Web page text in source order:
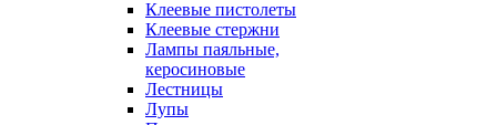
Клеевые пистолеты
Клеевые стержни
Лампы паяльные,
керосиновые
Лестницы
Лупы